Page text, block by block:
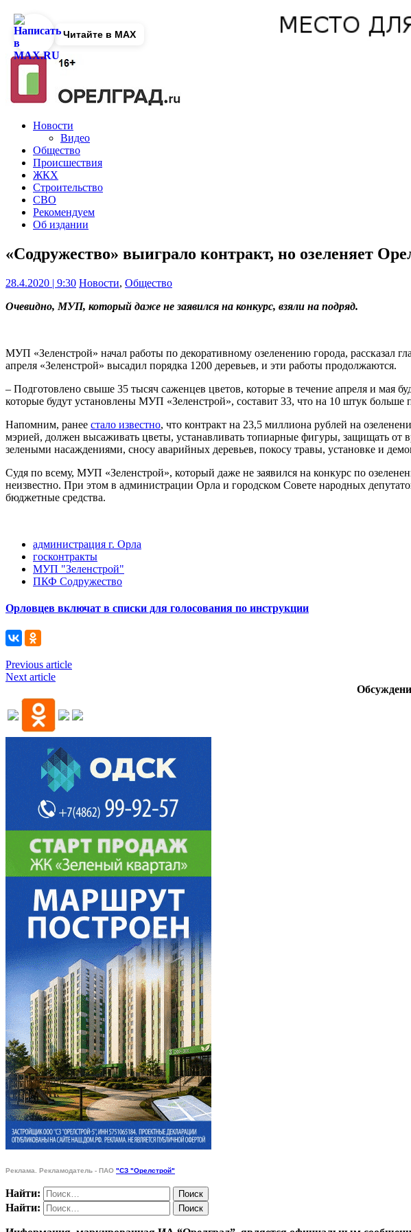
Новости
Видео
Общество
Происшествия
ЖКХ
Строительство
СВО
Рекомендуем
Об издании
«Содружество» выиграло контракт, но озеленяет
28.4.2020 | 9:30 Новости, Общество
Очевидно, МУП, который даже не заявился на конкурс, взяли на подряд.
МУП «Зеленстрой» начал работы по декоративному озеленению города,
апреля «Зеленстрой» высадил порядка 1200 деревьев, и эти работы продолжаются.
– Подготовлено свыше 35 тысяч саженцев цветов, которые в течение апреля и мая
которые будут установлены МУП «Зеленстрой», составит 33, что на 10 штук больше
Напомним, ранее стало известно, что контракт на 23,5 миллиона рублей на
мэрией, должен высаживать цветы, устанавливать топиарные фигуры, защищать
зелеными насаждениями, сносу аварийных деревьев, покосу травы, установке и
Судя по всему, МУП «Зеленстрой», который даже не заявился на конкурс по
неизвестно. При этом в администрации Орла и городском Совете народных
бюджетные средства.
администрация г. Орла
госконтракты
МУП "Зеленстрой"
ПКФ Содружество
Орловцев включат в списки для голосования по инструкции
Previous article
Next article
Реклама. Рекламодатель - ПАО "СЗ "Орелстрой"
Найти:
Найти:
Читайте в MAX